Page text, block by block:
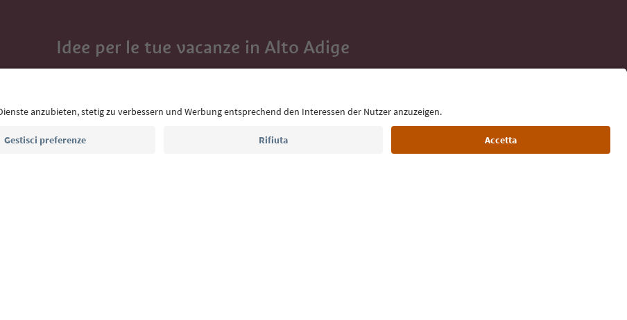
Idee per le tue vacanze in Alto Adige
Indirizzo e-mail*